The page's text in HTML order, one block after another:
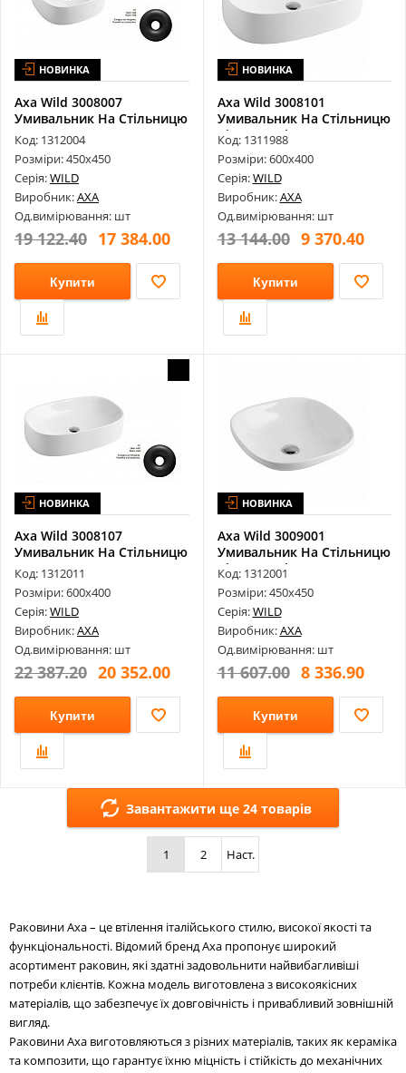
НОВИНКА
Axa Wild 3008007
Умивальник На Стільницю
Nero Matt 4...
Код: 1312004
Розміри: 450х450
Серія:WILD
Виробник:AXA
Од.вимірювання: шт
19 122.40 17 384.00
Купити
НОВИНКА
Axa Wild 3008101
Умивальник На Стільницю
Bianco Luci...
Код: 1311988
Розміри: 600х400
Серія:WILD
Виробник:AXA
Од.вимірювання: шт
13 144.00 9 370.40
Купити
НОВИНКА
Axa Wild 3008107
Умивальник На Стільницю
Nero Matt 6...
Код: 1312011
Розміри: 600х400
Серія:WILD
Виробник:AXA
Од.вимірювання: шт
22 387.20 20 352.00
Купити
НОВИНКА
Axa Wild 3009001
Умивальник На Стільницю
Bianco Luci...
Код: 1312001
Розміри: 450х450
Серія:WILD
Виробник:AXA
Од.вимірювання: шт
11 607.00 8 336.90
Купити
Завантажити ще 24 товарів
1 2 Наст.
Раковини Axa – це втілення італійського стилю, високої якості та
функціональності. Відомий бренд Axa пропонує широкий
асортимент раковин, які здатні задовольнити найвибагливіші
потреби клієнтів. Кожна модель виготовлена з високоякісних
матеріалів, що забезпечує їх довговічність і привабливий зовнішній
вигляд.
Раковини Axa виготовляються з різних матеріалів, таких як кераміка
та композити, що гарантує їхню міцність і стійкість до механічних